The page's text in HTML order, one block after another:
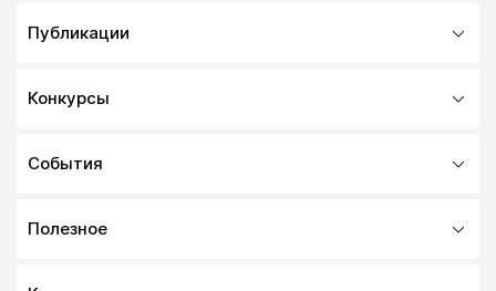
Публикации
Конкурсы
События
Полезное